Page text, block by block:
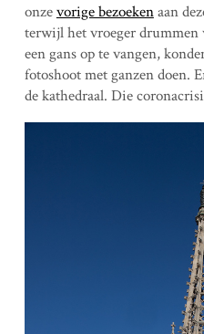
onzevorige bezoekenaan
terwijl het vroeger drummen
een gans op te vangen,
fotoshoot met ganzen doen.
de kathedraal. Die